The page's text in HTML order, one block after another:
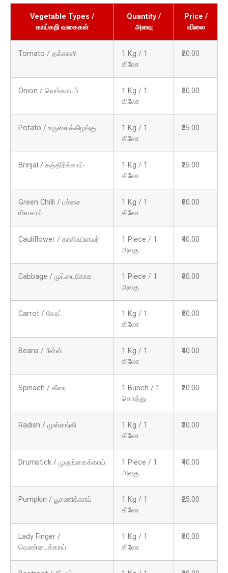
Vegetable Types /
காய்கறி வகைகள்
Quantity /
அளவு
Price /
விலை
Tomato / தக்காளி
1 Kg / 1
கிலோ
₹20.00
Onion / வெங்காயம்
1 Kg / 1
கிலோ
₹30.00
Potato / உருளைக்கிழங்கு
1 Kg / 1
கிலோ
₹35.00
Brinjal / கத்திரிக்காய்
1 Kg / 1
கிலோ
₹25.00
Green Chilli / பச்சை
மிளகாய்
1 Kg / 1
கிலோ
₹60.00
Cauliflower / காலிஃபிளவர்
1 Piece / 1
அலகு
₹40.00
Cabbage / முட்டைகோசு
1 Piece / 1
அலகு
₹30.00
Carrot / கேரட்
1 Kg / 1
கிலோ
₹50.00
Beans / பீன்ஸ்
1 Kg / 1
கிலோ
₹40.00
Spinach / கீரை
1 Bunch / 1
கொத்து
₹20.00
Radish / முள்ளங்கி
1 Kg / 1
கிலோ
₹30.00
Drumstick / முருங்கைக்காய்
1 Piece / 1
அலகு
₹40.00
Pumpkin / பூசணிக்காய்
1 Kg / 1
கிலோ
₹25.00
Lady Finger /
வெண்டைக்காய்
1 Kg / 1
கிலோ
₹50.00